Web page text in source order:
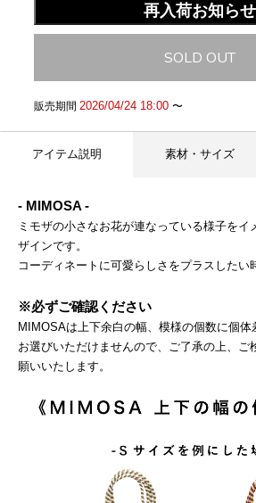
再入荷お知らせ
SOLD OUT
販売期間 2026/04/24 18:00〜
アイテム説明 素材・サイズ
- MIMOSA -
ミモザの小さなお花が連なっている様子をイ
ザインです。
コーディネートに可愛らしさをプラスしたい
※必ずご確認ください
MIMOSAは上下余白の幅、模様の個数に個体
お選びいただけませんので、ご了承の上、ご
願いいたします。